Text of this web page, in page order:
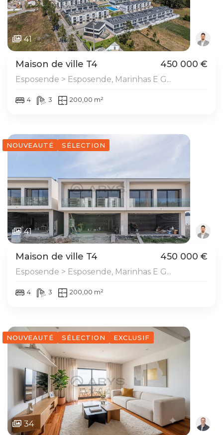
41
Maison de ville T4 450 000 €
Esposende > Esposende, Marinhas E G...
4 3 200,00 m²
NOUVEAUTÉ SÉLECTION
41
Maison de ville T4 450 000 €
Esposende > Esposende, Marinhas E G...
4 3 200,00 m²
NOUVEAUTÉ SÉLECTION EXCLUSIF
34